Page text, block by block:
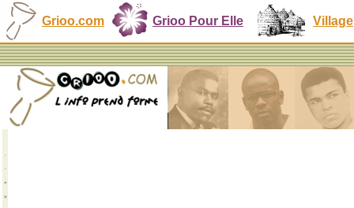
Grioo.com Grioo Pour Elle Village